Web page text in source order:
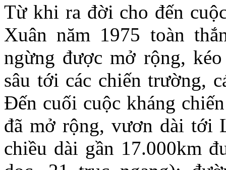
Từ khi ra đời cho đến
Xuân năm 1975 toàn
ngừng được mở rộng,
sâu tới các chiến trường,
Đến cuối cuộc kháng
đã mở rộng, vươn dài tới
chiều dài gần 17.000km